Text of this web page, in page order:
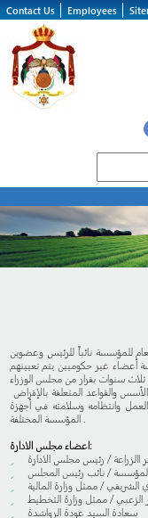
Skip to main content
Contact Us Employees
للمؤسسة نائباً للرئيس وعضوين
أعضاء غير حكوميين يتم تعيينهم
العمل وانتظامه وسلامته في أجهزة
المؤسسة المختلفة .
اعضاء مجلس الادارة:
/ نائب رئيس المجلس
/ ممثل وزارة التخطيط